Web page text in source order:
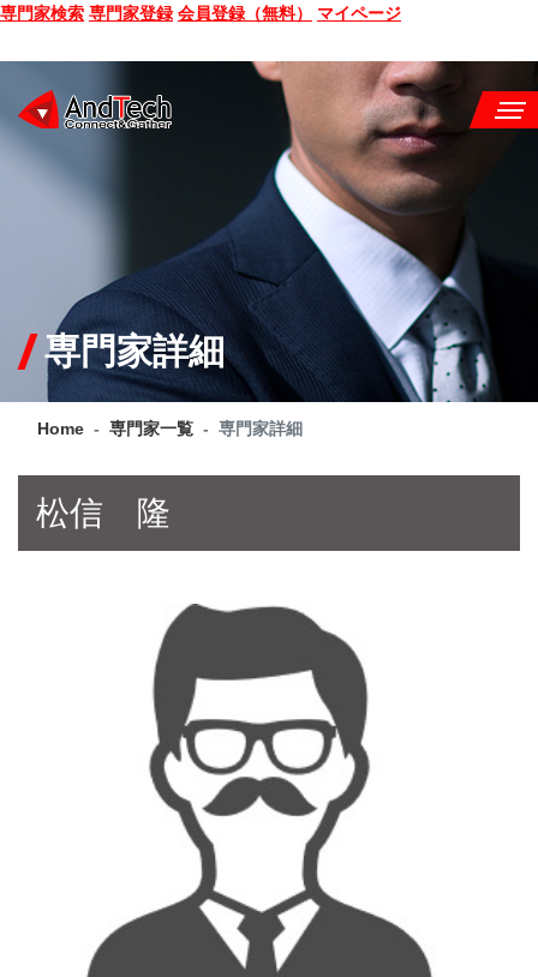
専門家検索 専門家登録 会員登録（無料） マイページ
CONSULTING
SERVICE
COMPANY
Q&A
専門家詳細
Home 専門家一覧 専門家詳細
松信 隆